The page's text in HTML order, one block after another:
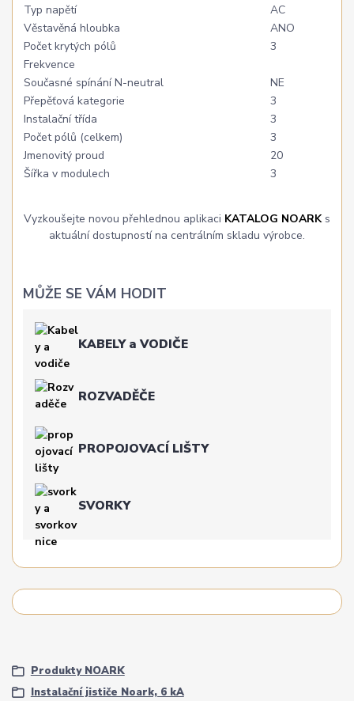
Typ napětí
AC
Věstavěná hloubka
ANO
Počet krytých pólů
3
Frekvence
Současné spínání N-neutral
NE
Přepěťová kategorie
3
Instalační třída
3
Počet pólů (celkem)
3
Jmenovitý proud
20
Šířka v modulech
3
Vyzkoušejte novou přehlednou aplikaci KATALOG NOARKs
aktuální dostupností na centrálním skladu výrobce.
MŮŽE SE VÁM HODIT
KABELY a VODIČE
ROZVADĚČE
PROPOJOVACÍ LIŠTY
SVORKY
Produkty NOARK
Instalační jističe Noark, 6 kA